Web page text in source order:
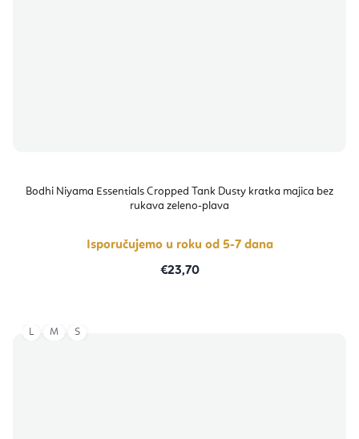
Bodhi Niyama Essentials Cropped Tank Dusty kratka majica bez
rukava zeleno-plava
Isporučujemo u roku od 5-7 dana
€23,70
L M S